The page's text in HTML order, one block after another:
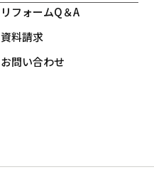
リフォームQ＆A
資料請求
お問い合わせ